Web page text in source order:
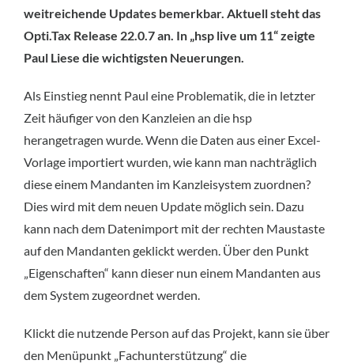
weitreichende Updates bemerkbar. Aktuell steht das
Opti.Tax Release 22.0.7 an. In „hsp live um 11“ zeigte
Paul Liese die wichtigsten Neuerungen.
Als Einstieg nennt Paul eine Problematik, die in letzter
Zeit häufiger von den Kanzleien an die hsp
herangetragen wurde. Wenn die Daten aus einer Excel-
Vorlage importiert wurden, wie kann man nachträglich
diese einem Mandanten im Kanzleisystem zuordnen?
Dies wird mit dem neuen Update möglich sein. Dazu
kann nach dem Datenimport mit der rechten Maustaste
auf den Mandanten geklickt werden. Über den Punkt
„Eigenschaften“ kann dieser nun einem Mandanten aus
dem System zugeordnet werden.
Klickt die nutzende Person auf das Projekt, kann sie über
den Menüpunkt „Fachunterstützung“ die